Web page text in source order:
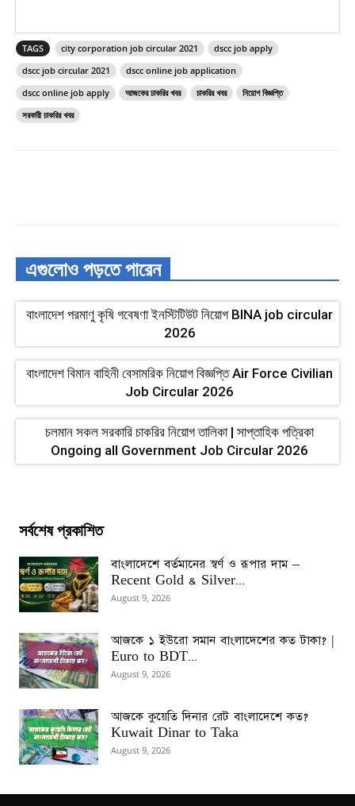
TAGS city corporation job circular 2021
dscc job apply
dscc job circular 2021
dscc online job application
dscc online job apply
আজকের চাকরির খবর চাকরির খবর
নিয়োগ বিজ্ঞপ্তি
সরকারী চাকরির খবর
এগুলোও পড়তে পারেন
বাংলাদেশ পরমাণু কৃষি গবেষণা ইনস্টিটিউট নিয়োগ BINA job circular
2026
বাংলাদেশ বিমান বাহিনী বেসামরিক নিয়োগ বিজ্ঞপ্তি Air Force Civilian
Job Circular 2026
চলমান সকল সরকারি চাকরির নিয়োগ তালিকা | সাপ্তাহিক পত্রিকা
Ongoing all Government Job Circular 2026
সর্বশেষ প্রকাশিত
বাংলাদেশে বর্তমানের স্বর্ণ ও রূপার দাম –
Recent Gold & Silver...
August 9, 2026
আজকে ১ ইউরো সমান বাংলাদেশের কত টাকা? |
Euro to BDT...
August 9, 2026
আজকে কুয়েতি দিনার রেট বাংলাদেশে কত?
Kuwait Dinar to Taka
August 9, 2026